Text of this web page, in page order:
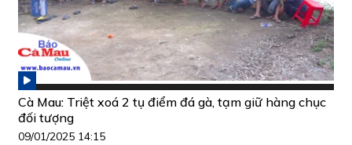
Cà Mau: Triệt xoá 2 tụ điểm đá gà, tạm giữ hàng chục
đối tượng
09/01/2025 14:15